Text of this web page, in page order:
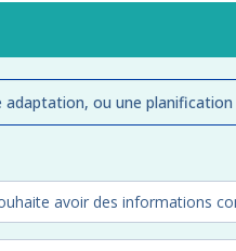
adaptation, ou une planification